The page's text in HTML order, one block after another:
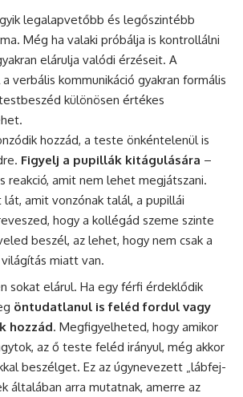
legalapvetőbb és legőszintébb
Még ha valaki próbálja is kontrollálni
elárulja valódi érzéseit. A
verbális kommunikáció gyakran formális
különösen értékes
hozzád, a teste önkéntelenül is
Figyelj a pupillák kitágulására –
reakció, amit nem lehet megjátszani.
amit vonzónak talál, a pupillái
hogy a kollégád szeme szinte
beszél, az lehet, hogy nem csak a
miatt van.
sokat elárul. Ha egy férfi érdeklődik
öntudatlanul is feléd fordul vagy
hozzád. Megfigyelheted, hogy amikor
az ő teste feléd irányul, még akkor
beszélget. Ez az úgynevezett „lábfej-
általában arra mutatnak, amerre az